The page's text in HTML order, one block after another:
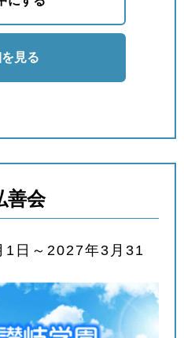
見る
善会
1日～2027年3月31